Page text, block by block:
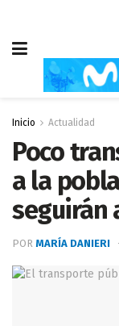
Inicio Actualidad
Poco
a la
seguirán
POR MARÍA DANIERI